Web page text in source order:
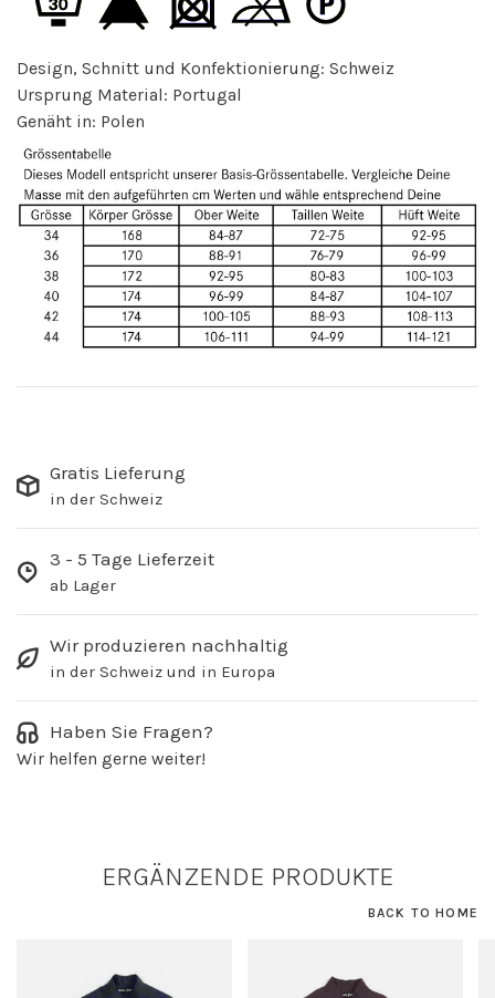
Design, Schnitt und Konfektionierung: Schweiz
Ursprung Material: Portugal
Genäht in: Polen
Gratis Lieferung
in der Schweiz
3 - 5 Tage Lieferzeit
ab Lager
Wir produzieren nachhaltig
in der Schweiz und in Europa
Haben Sie Fragen?
Wir helfen gerne weiter!
ERGÄNZENDE PRODUKTE
BACK TO HOME